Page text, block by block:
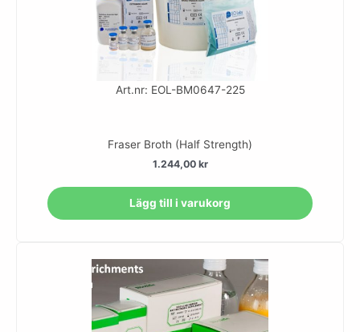
Art.nr: EOL-BM0647-225
Fraser Broth (Half Strength)
1.244,00 kr
Lägg till i varukorg